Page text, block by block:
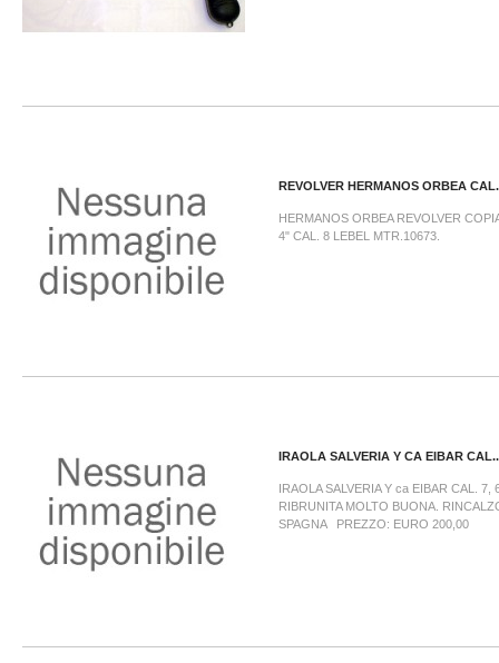
REVOLVER HERMANOS ORBEA
HERMANOS ORBEA REVOLVER
4" CAL. 8 LEBEL MTR.10673.
IRAOLA SALVERIA Y CA EIBAR
IRAOLA SALVERIA Y ca EIBAR CAL. 7,
RIBRUNITA MOLTO BUONA.
SPAGNA PREZZO: EURO 200,00